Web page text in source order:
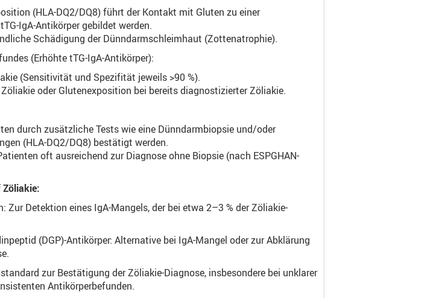
(HLA-DQ2/DQ8) führt der Kontakt mit Gluten zu einer
IgA-Antikörper gebildet werden.
Schädigung der Dünndarmschleimhaut (Zottenatrophie).
(Erhöhte tTG-IgA-Antikörper):
(Sensitivität und Spezifität jeweils >90 %).
oder Glutenexposition bei bereits diagnostizierter Zöliakie.
durch zusätzliche Tests wie eine Dünndarmbiopsie und/oder
(HLA-DQ2/DQ8) bestätigt werden.
oft ausreichend zur Diagnose ohne Biopsie (nach ESPGHAN-
Zur Detektion eines IgA-Mangels, der bei etwa 2–3 % der Zöliakie-
(DGP)-Antikörper: Alternative bei IgA-Mangel oder zur Abklärung
zur Bestätigung der Zöliakie-Diagnose, insbesondere bei unklarer
Antikörperbefunden.